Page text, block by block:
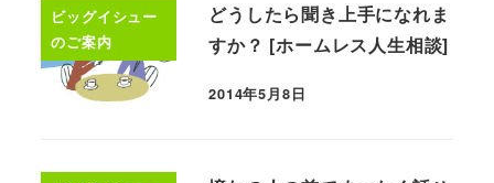
ビッグイシュー
のご案内
どうしたら聞き上手になれま
すか？ [ホームレス人生相談]
2014年5月8日